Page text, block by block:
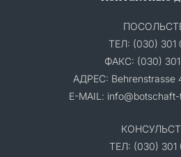
ТЕЛ: (030) 301
ФАКС: (030)
АДРЕС: Behrenstrasse
E-MAIL:
ТЕЛ: (030) 301